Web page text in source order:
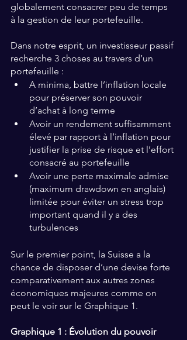
globalement consacrer peu de temps
à la gestion de leur portefeuille.
Dans notre esprit, un investisseur passif
recherche 3 choses au travers d’un
portefeuille :
A minima, battre l’inflation locale
pour préserver son pouvoir
d’achat à long terme
Avoir un rendement suffisamment
élevé par rapport à l’inflation pour
justifier la prise de risque et l’effort
consacré au portefeuille
Avoir une perte maximale admise
(maximum drawdown en anglais)
limitée pour éviter un stress trop
important quand il y a des
turbulences
Sur le premier point, la Suisse a la
chance de disposer d’une devise forte
comparativement aux autres zones
économiques majeures comme on
peut le voir sur le Graphique 1.
Graphique 1 : Évolution du pouvoir